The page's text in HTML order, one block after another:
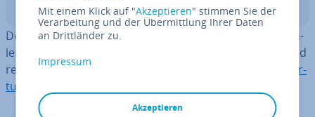
In­halts­ver­zeich­nis
Der Native Hy­per­vi­sor ESXi benötigt kein eigenes Kon­so­
len­be­triebs­sys­tem und ist dadurch besonders platz- und
res­sour­cen­scho­nend. ESXi wird ins­be­son­de­re für die
Vir­
tua­li­sie­rung
Mit einem Klick auf "Akzeptieren" stimmen Sie der
Verarbeitung und der Übermittlung Ihrer Daten
an Drittländer zu.
Impressum
Akzeptieren